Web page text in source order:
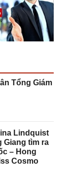
Tổng Giám
Lindquist
Giang tìm ra
– Hong
Cosmo